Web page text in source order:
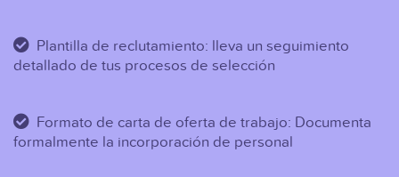
Plantilla de reclutamiento: lleva un seguimiento
detallado de tus procesos de selección
Formato de carta de oferta de trabajo: Documenta
formalmente la incorporación de personal